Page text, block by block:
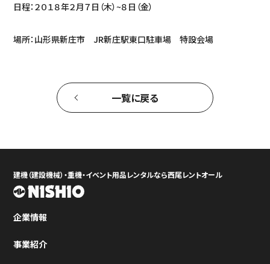
日程：２０１８年２月７日（木）~８日（金）
場所：山形県新庄市 JR新庄駅東口駐車場 特設会場
一覧に戻る
建機（建設機械）・重機・イベント用品レンタルなら西尾レントオール
企業情報
事業紹介